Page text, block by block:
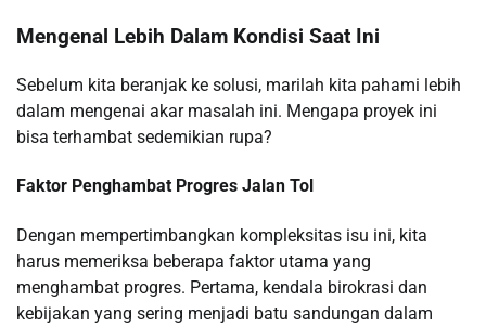
Mengenal Lebih Dalam Kondisi Saat Ini
Sebelum kita beranjak ke solusi, marilah kita pahami lebih
dalam mengenai akar masalah ini. Mengapa proyek ini
bisa terhambat sedemikian rupa?
Faktor Penghambat Progres Jalan Tol
Dengan mempertimbangkan kompleksitas isu ini, kita
harus memeriksa beberapa faktor utama yang
menghambat progres. Pertama, kendala birokrasi dan
kebijakan yang sering menjadi batu sandungan dalam